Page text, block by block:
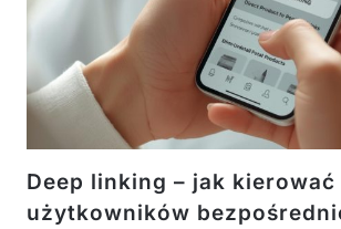
Deep linking – jak kierować
użytkowników